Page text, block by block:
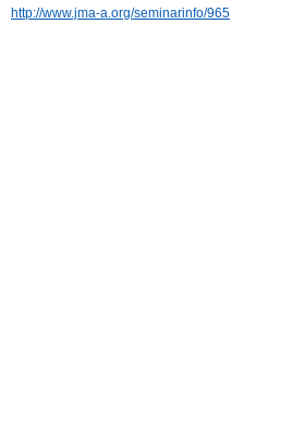
http://www.jma-a.org/seminarinfo/965